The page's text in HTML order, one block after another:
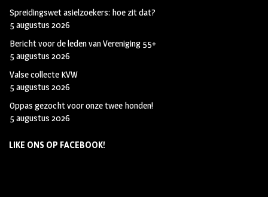
Spreidingswet asielzoekers: hoe zit dat?
5 augustus 2026
Bericht voor de leden van Vereniging 55+
5 augustus 2026
Valse collecte KVW
5 augustus 2026
Oppas gezocht voor onze twee honden!
5 augustus 2026
LIKE ONS OP FACEBOOK!